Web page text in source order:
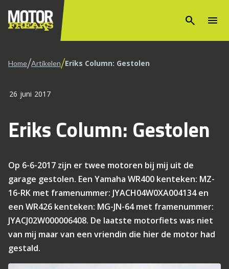
search menu
Home/Artikelen/Eriks Column: Gestolen
26 juni 2017
Eriks Column: Gestolen
Op 6-6-2017 zijn er twee motoren bij mij uit de
garage gestolen. Een Yamaha WR400 kenteken: MZ-
16-RK met framenummer: JYACH04W0XA004134 en
een WR426 kenteken: MG-JN-64 met framenummer:
JYACJ02W000006408. De laatste motorfiets was niet
van mij maar van een vriendin die hier de motor had
gestald.